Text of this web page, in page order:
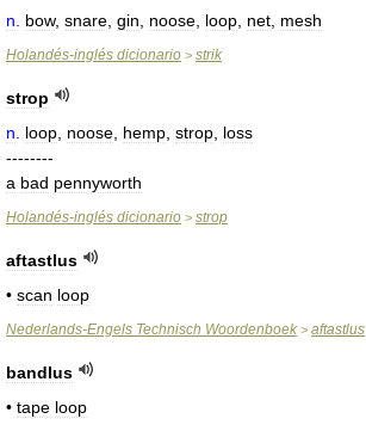
n
bow, snare gin noose loop net mesh
Holandés-inglés dicionario > strik
strop
n
loop noose hemp strop loss
--------
a bad pennyworth
Holandés-inglés dicionario > strop
aftastlus
• scan loop
Nederlands-Engels Technisch Woordenboek > aftastlus
bandlus
• tape loop